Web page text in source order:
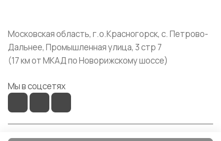
Московская область, г.о.Красногорск, с. Петрово-
Дальнее, Промышленная улица, 3 стр 7
(17 км от МКАД по Новорижскому шоссе)
Мы в соцсетях